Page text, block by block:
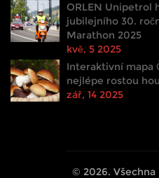
ORLEN Unipetrol
jubilejního 30.
Marathon 2025
kvě, 5 2025
Interaktivní mapa
nejlépe rostou
zář, 14 2025
© 2026. Všechna